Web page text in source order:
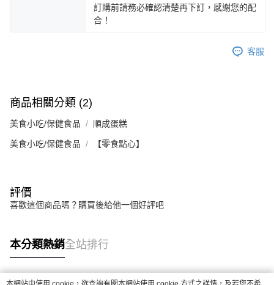
訂購前請務必確認清楚再下訂，感謝您的配
合！
客服
商品相關分類 (2)
美食小吃/保健食品 順成蛋糕
美食小吃/保健食品 【零食點心】
評價
喜歡這個商品嗎？購買後給他一個好評吧
本分類熱銷全站排行